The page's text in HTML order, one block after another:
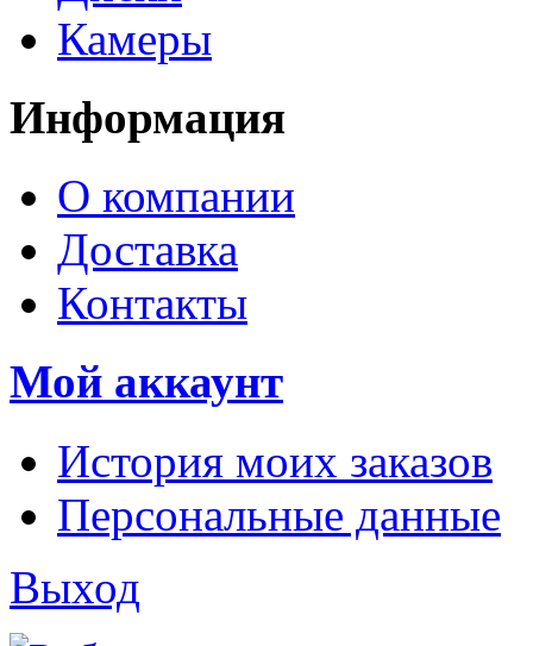
Камеры
Информация
О компании
Доставка
Контакты
Мой аккаунт
История моих заказов
Персональные данные
Выход